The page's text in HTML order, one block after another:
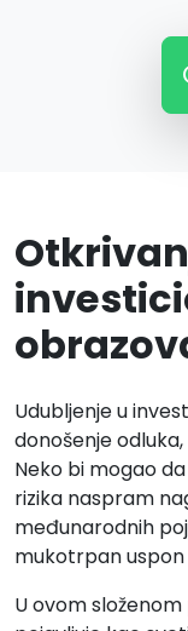
Udubljenje u
donošenje
Neko bi mogao
rizika naspram
međunarodnih
mukotrpan uspon
U ovom